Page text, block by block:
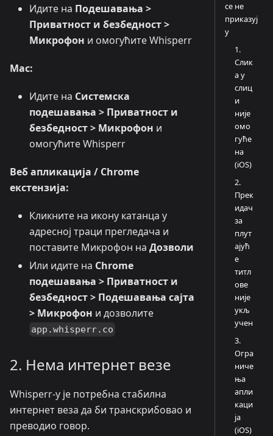
Идите на Подешавања >
Приватност и безбедност >
Микрофон и омогућите Whisperr
Mac:
Идите на Системска
подешавања > Приватност и
безбедност > Микрофон и
омогућите Whisperr
Веб апликација / Chrome
екстензија:
Кликните на икону катанца у
адресној траци прегледача и
поставите Микрофон на Дозволи
Или идите на Chrome
подешавања > Приватност и
безбедност > Подешавања сајта
> Микрофон и дозволите
app.whisperr.co
2. Нема интернет везе
Whisperr-у је потребна стабилна
интернет веза да би транскрибовао и
преводио говор.
се не
приказуј
у
1.
Слик
а у
слиц
и
није
омо
гуће
на
(iOS)
2.
Прек
идач
за
плут
ајућ
е
титл
ове
није
укљ
учен
3.
Огра
ниче
ња
апли
каци
ја
(iOS)